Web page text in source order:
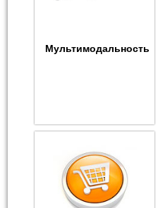
Мультимодальность